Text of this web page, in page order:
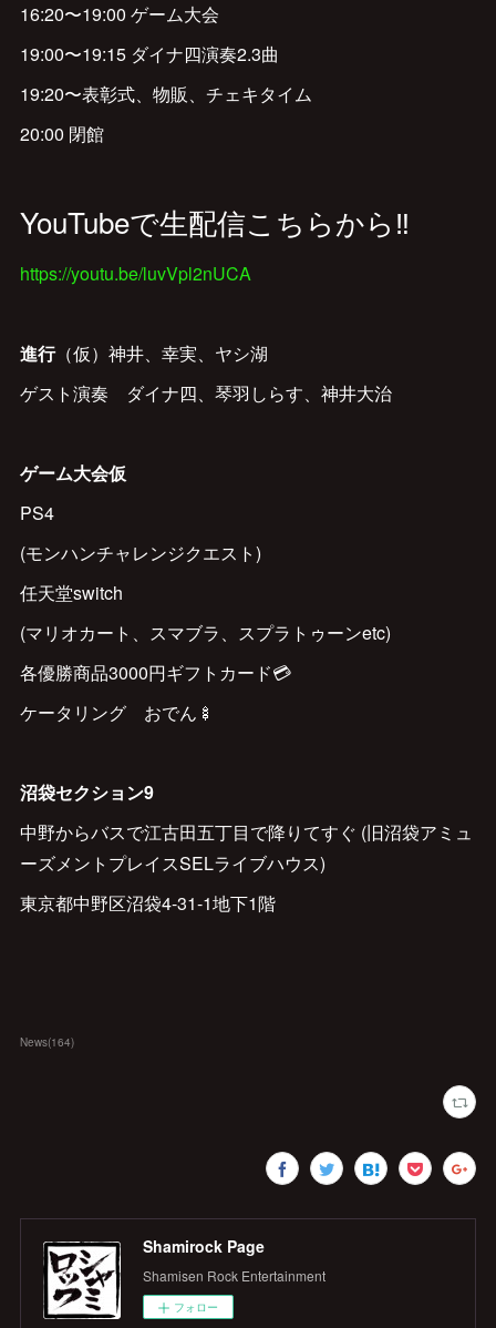
16:20〜19:00 ゲーム大会
19:00〜19:15 ダイナ四演奏2.3曲
19:20〜表彰式、物販、チェキタイム
20:00 閉館
YouTubeで生配信こちらから‼️
https://youtu.be/luvVpl2nUCA
進行（仮）神井、幸実、ヤシ湖
ゲスト演奏 ダイナ四、琴羽しらす、神井大治
ゲーム大会仮
PS4
(モンハンチャレンジクエスト)
任天堂switch
(マリオカート、スマブラ、スプラトゥーンetc)
各優勝商品3000円ギフトカード💳
ケータリング おでん🍢
沼袋セクション9
中野からバスで江古田五丁目で降りてすぐ (旧沼袋アミュ
ーズメントプレイスSELライブハウス)
東京都中野区沼袋4-31-1地下1階
News(164)
Shamirock Page
Shamisen Rock Entertainment
フォロー